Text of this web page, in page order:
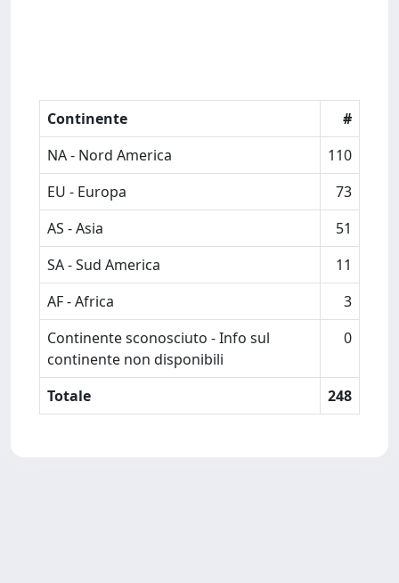
Continente
#
NA - Nord America
110
EU - Europa
73
AS - Asia
51
SA - Sud America
11
AF - Africa
3
Continente sconosciuto - Info sul
continente non disponibili
0
Totale 248